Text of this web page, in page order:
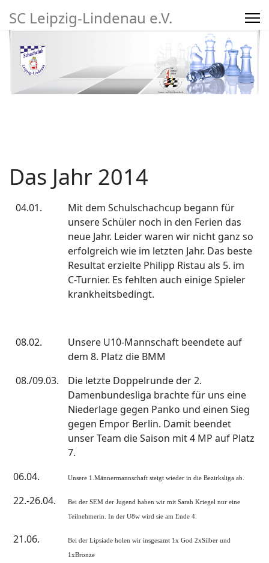
SC Leipzig-Lindenau e.V.
Vereinsleben/Turniere
Das Jahr 2014
04.01.
Mit dem Schulschachcup begann für
unsere Schüler noch in den Ferien das
neue Jahr. Leider waren wir nicht ganz so
erfolgreich wie im letzten Jahr. Das beste
Resultat erzielte Philipp Ristau als 5. im
C-Turnier. Es fehlten auch einige Spieler
krankheitsbedingt.
08.02.
Unsere U10-Mannschaft beendete auf
dem 8. Platz die BMM
08./09.03.
Die letzte Doppelrunde der 2.
Damenbundesliga brachte für uns eine
Niederlage gegen Panko und einen Sieg
gegen Empor Berlin. Damit beendet
unser Team die Saison mit 4 MP auf Platz
7.
06.04.
Unsere 1.Männermannschaft steigt wieder in die Bezirksliga ab.
22.-26.04.
Bei der SEM der Jugend haben wir mit Sarah Kriegel nur eine
Teilnehmerin. In der U8w wird sie am Ende 4.
21.06.
Bei der Lipsiade holen wir insgesamt 1x God 2xSilber und
1xBronze